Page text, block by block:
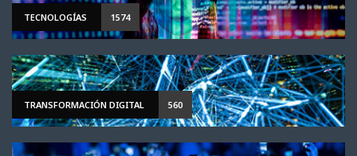
TECNOLOGÍAS 1574
TRANSFORMACIÓN DIGITAL 560